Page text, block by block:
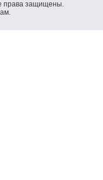
права защищены.